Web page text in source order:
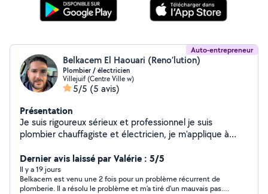
Auto-entrepreneur
Belkacem El Haouari (Reno’lution)
Plombier / électricien
Villejuif (Centre Ville w)
5/5 (5 avis)
Présentation
Je suis rigoureux sérieux et professionnel je suis
plombier chauffagiste et électricien, je m'applique à
Dernier avis laissé par Valérie : 5/5
Il y a 19 jours
Belkacem est venu une 2 fois pour un problème récurrent de
plomberie. Il a résolu le problème et m’a tiré d’un mauvais pas.